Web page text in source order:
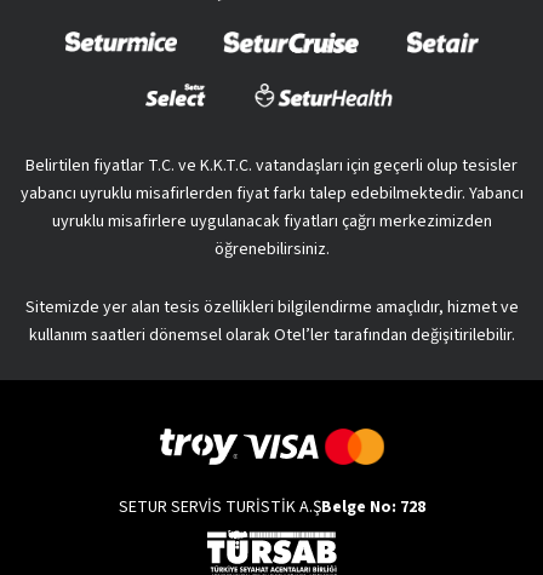
Belirtilen fiyatlar T.C. ve K.K.T.C. vatandaşları için geçerli olup tesisler
yabancı uyruklu misafirlerden fiyat farkı talep edebilmektedir. Yabancı
uyruklu misafirlere uygulanacak fiyatları çağrı merkezimizden
öğrenebilirsiniz.
Sitemizde yer alan tesis özellikleri bilgilendirme amaçlıdır, hizmet ve
kullanım saatleri dönemsel olarak Otel’ler tarafından değişitirilebilir.
SETUR SERVİS TURİSTİK A.ŞBelge No: 728